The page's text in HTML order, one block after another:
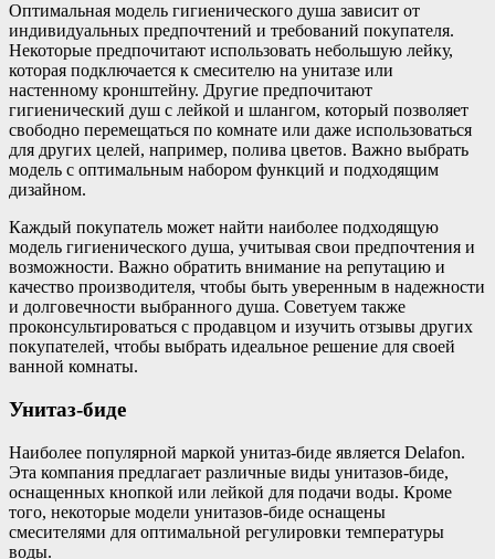
Оптимальная модель гигиенического душа зависит от
индивидуальных предпочтений и требований покупателя.
Некоторые предпочитают использовать небольшую лейку,
которая подключается к смесителю на унитазе или
настенному кронштейну. Другие предпочитают
гигиенический душ с лейкой и шлангом, который позволяет
свободно перемещаться по комнате или даже использоваться
для других целей, например, полива цветов. Важно выбрать
модель с оптимальным набором функций и подходящим
дизайном.
Каждый покупатель может найти наиболее подходящую
модель гигиенического душа, учитывая свои предпочтения и
возможности. Важно обратить внимание на репутацию и
качество производителя, чтобы быть уверенным в надежности
и долговечности выбранного душа. Советуем также
проконсультироваться с продавцом и изучить отзывы других
покупателей, чтобы выбрать идеальное решение для своей
ванной комнаты.
Унитаз-биде
Наиболее популярной маркой унитаз-биде является Delafon.
Эта компания предлагает различные виды унитазов-биде,
оснащенных кнопкой или лейкой для подачи воды. Кроме
того, некоторые модели унитазов-биде оснащены
смесителями для оптимальной регулировки температуры
воды.